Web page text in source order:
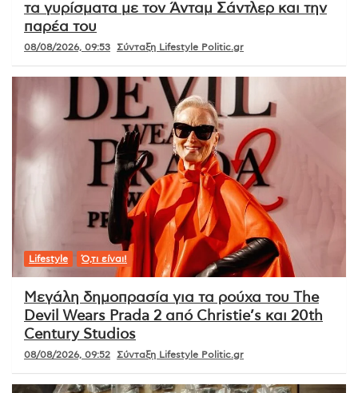
τα γυρίσματα με τον Άνταμ Σάντλερ και την
παρέα του
08/08/2026, 09:53 Σύνταξη Lifestyle Politic.gr
Lifestyle Ό,τι είναι!
Μεγάλη δημοπρασία για τα ρούχα του The
Devil Wears Prada 2 από Christie’s και 20th
Century Studios
08/08/2026, 09:52 Σύνταξη Lifestyle Politic.gr